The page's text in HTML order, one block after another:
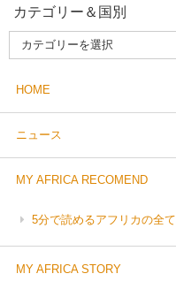
カテゴリー＆国別
HOME
ニュース
MY AFRICA RECOMEND
5分で読めるアフリカの全て
MY AFRICA STORY